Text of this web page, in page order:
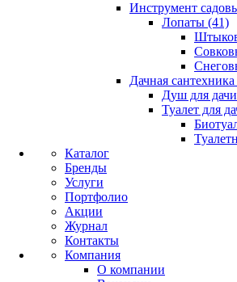
Инструмент
Лопаты (41)
Дачная
Душ для
Туалет для
Каталог
Бренды
Услуги
Портфолио
Акции
Журнал
Контакты
Компания
О компании